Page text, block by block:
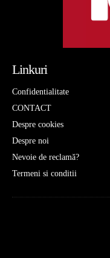
Linkuri
Confidentialitate
CONTACT
Despre cookies
Despre noi
Nevoie de reclamă?
Termeni si conditii